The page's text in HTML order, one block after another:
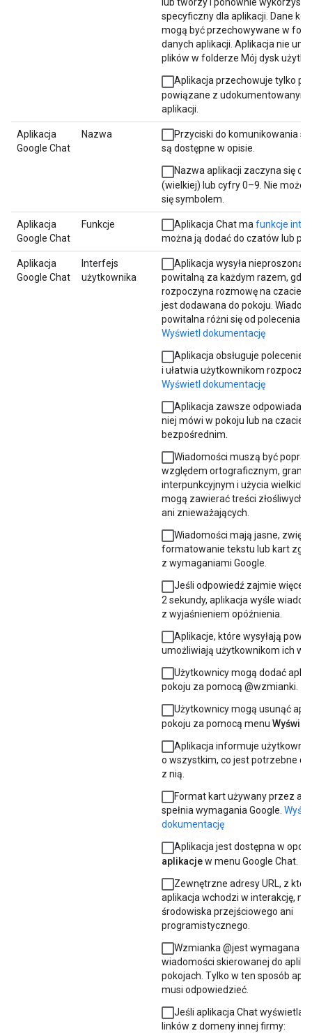
lub tworzy i ponownie
specyficzny dla aplikacji. Dane
mogą być przechowywane w
danych aplikacji. Aplikacja nie
plików w folderze Mój dysk
Aplikacja przechowuje tylko
powiązane z
aplikacji.
Aplikacja
Google Chat
Nazwa
Przyciski do komunikowania
są dostępne w opisie.
Nazwa aplikacji zaczyna się
(wielkiej) lub cyfry 0–9. Nie może
się symbolem.
Aplikacja
Google Chat
Funkcje Aplikacja Chat ma funkcje
można ją dodać do czatów lub
Aplikacja
Google Chat
Interfejs
użytkownika
Aplikacja wysyła nieproszoną
powitalną za każdym razem, gdy
rozpoczyna rozmowę na czacie
jest dodawana do pokoju.
powitalna różni się od polecenia
Wyświetl dokumentację
Aplikacja obsługuje polecenie
i ułatwia użytkownikom
Wyświetl dokumentację
Aplikacja zawsze odpowiada,
niej mówi w pokoju lub na czacie
bezpośrednim.
Wiadomości muszą być
względem ortograficznym,
interpunkcyjnym i użycia wielkich
mogą zawierać treści złośliwych,
ani znieważających.
Wiadomości mają jasne,
formatowanie tekstu lub kart
z wymaganiami Google.
Jeśli odpowiedź zajmie więcej
2 sekundy, aplikacja wyśle
z wyjaśnieniem opóźnienia.
Aplikacje, które wysyłają
umożliwiają użytkownikom ich
Użytkownicy mogą dodać
pokoju za pomocą @wzmianki.
Użytkownicy mogą usunąć
pokoju za pomocą menu
Aplikacja informuje
o wszystkim, co jest potrzebne
z nią.
Format kart używany przez
spełnia wymagania Google.
dokumentację
Aplikacja jest dostępna w opcji
aplikacjew menu Google Chat.
Zewnętrzne adresy URL, z
aplikacja wchodzi w interakcję,
środowiska przejściowego ani
programistycznego.
Wzmianka @jest wymagana w
wiadomości skierowanej do
pokojach. Tylko w ten sposób
musi odpowiedzieć.
Jeśli aplikacja Chat wyświetla
linków z domeny innej firmy: